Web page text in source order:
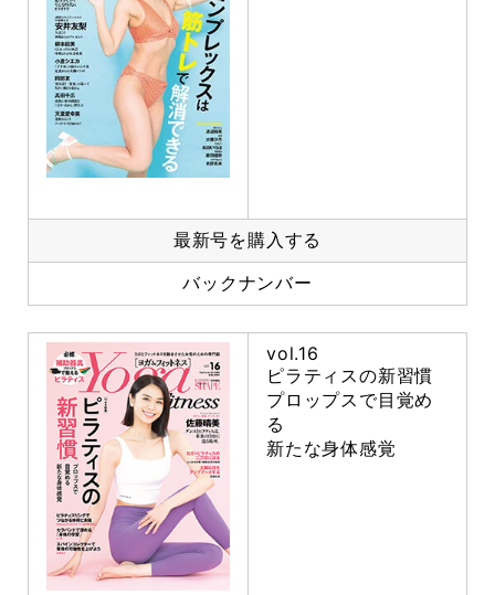
最新号を購入する
バックナンバー
vol.16
ピラティスの新習慣
プロップスで目覚め
る
新たな身体感覚